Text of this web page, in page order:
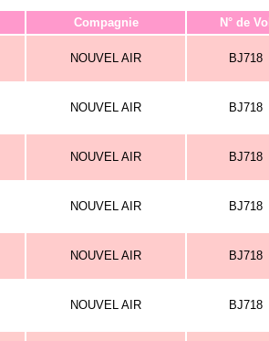
Compagnie N° de Vol
NOUVEL AIR BJ718
NOUVEL AIR BJ718
NOUVEL AIR BJ718
NOUVEL AIR BJ718
NOUVEL AIR BJ718
NOUVEL AIR BJ718